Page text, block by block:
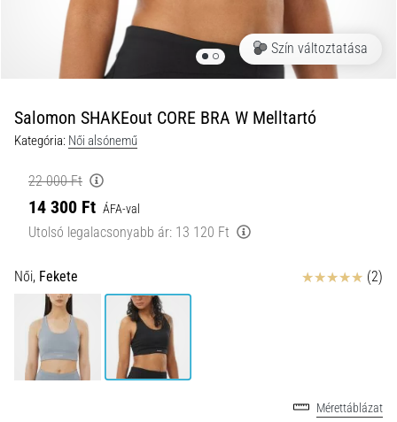
hogyan
végrehajtani
A
gyakorlatban
ingafutás
sebességet,
és
irányváltási
képességet
teszteli.
Hogyan
Szín változtatása
Salomon SHAKEout CORE BRA W Melltartó
Kategória: Női alsónemű
22 000 Ft
14 300 Ft ÁFA-val
Utolsó legalacsonyabb ár: 13 120 Ft
Női, Fekete Értékelés (2)
Mérettáblázat